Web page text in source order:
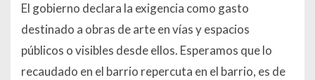
El gobierno declara la exigencia como gasto
destinado a obras de arte en vías y espacios
públicos o visibles desde ellos. Esperamos que lo
recaudado en el barrio repercuta en el barrio, es de